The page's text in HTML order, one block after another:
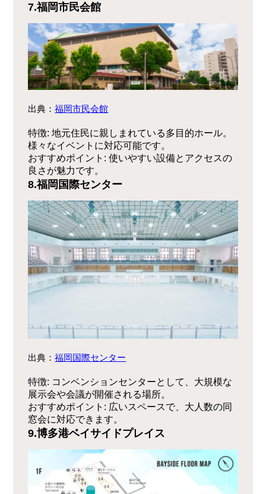
7.福岡市民会館
出典：福岡市民会館
特徴: 地元住民に親しまれている多目的ホール。
様々なイベントに対応可能です。
おすすめポイント : 使いやすい設備とアクセスの
良さが魅力です。
8.福岡国際センター
出典：福岡国際センター
特徴: コンベンションセンターとして、大規模な
展示会や会議が開催される場所。
おすすめポイント : 広いスペースで、大人数の同
窓会に対応できます。
9.博多港ベイサイドプレイス